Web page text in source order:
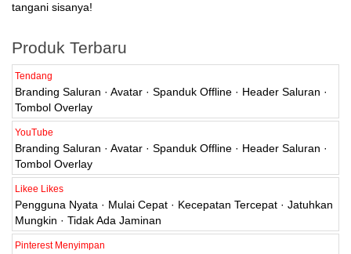
tangani sisanya!
Produk Terbaru
Tendang
Branding Saluran · Avatar · Spanduk Offline · Header Saluran ·
Tombol Overlay
YouTube
Branding Saluran · Avatar · Spanduk Offline · Header Saluran ·
Tombol Overlay
Likee Likes
Pengguna Nyata · Mulai Cepat · Kecepatan Tercepat · Jatuhkan
Mungkin · Tidak Ada Jaminan
Pinterest Menyimpan